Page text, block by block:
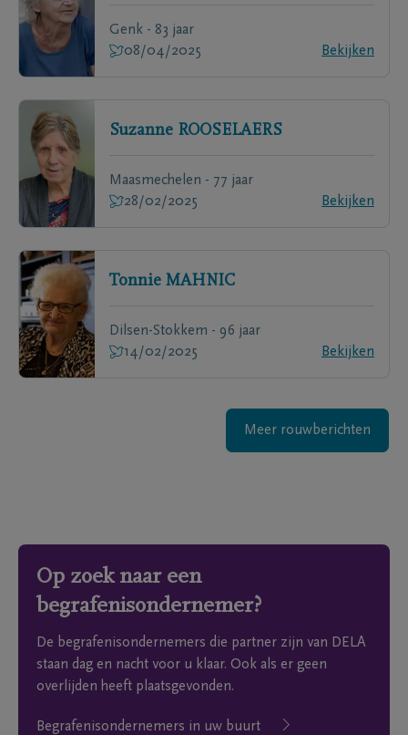
Genk - 83 jaar
08/04/2025
Bekijken
Suzanne ROOSELAERS
Maasmechelen - 77 jaar
28/02/2025
Bekijken
Tonnie MAHNIC
Dilsen-Stokkem - 96 jaar
14/02/2025
Bekijken
Meer rouwberichten
Op zoek naar een
begrafenisondernemer?
De begrafenisondernemers die partner zijn van DELA
staan dag en nacht voor u klaar. Ook als er geen
overlijden heeft plaatsgevonden.
Begrafenisondernemers in uw buurt